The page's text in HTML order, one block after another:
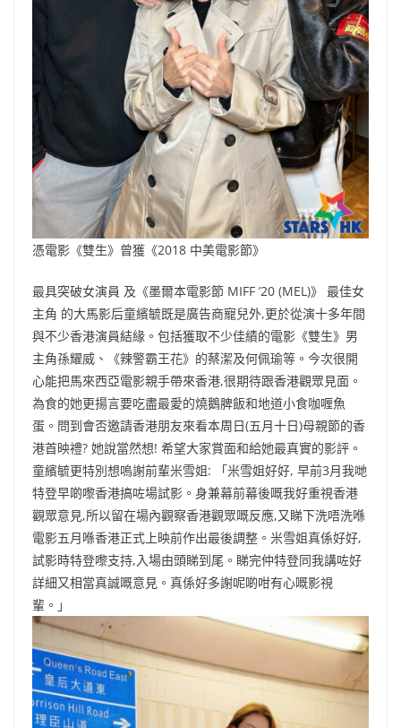
憑電影《雙⽣》曾獲《2018 中美電影節》
最具突破⼥演員 及《墨爾本電影節 MIFF ’20 (MEL)》 最佳⼥
主⾓ 的大馬影后童繽毓既是廣告商寵兒外,更於從演十多年間
與不少香港演員結緣。包括獲取不少佳績的電影《雙⽣》男
主角孫耀威、《辣警霸王花》的蔡潔及何佩瑜等。今次很開
心能把馬來西亞電影親手帶來香港,很期待跟香港觀眾見面。
為食的她更揚言要吃盡最愛的燒鵝脾飯和地道小食咖喱魚
蛋。問到會否邀請香港朋友來看本周日(五月十日)母親節的香
港首映禮? 她說當然想! 希望大家賞面和給她最真實的影評。
童繽毓更特別想嗚謝前輩米雪姐: 「米雪姐好好, 早前3月我哋
特登早啲嚟香港搞咗場試影。身兼幕前幕後嘅我好重視香港
觀眾意見,所以留在場內觀察香港觀眾嘅反應,又睇下洗唔洗喺
電影五月喺香港正式上映前作出最後調整。米雪姐真係好好,
試影時特登嚟支持,入場由頭睇到尾。睇完仲特登同我講咗好
詳細又相當真誠嘅意見。真係好多謝呢啲咁有心嘅影視
輩。」